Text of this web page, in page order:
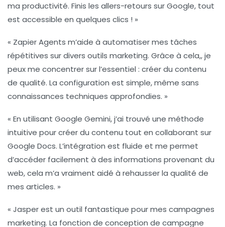
ma productivité. Finis les allers-retours sur Google, tout
est accessible en quelques clics ! »
« Zapier Agents m’aide à automatiser mes tâches
répétitives sur divers outils marketing. Grâce à cela,, je
peux me concentrer sur l’essentiel : créer du contenu
de qualité. La configuration est simple, même sans
connaissances techniques approfondies. »
« En utilisant Google Gemini, j’ai trouvé une méthode
intuitive pour créer du contenu tout en collaborant sur
Google Docs. L’intégration est fluide et me permet
d’accéder facilement à des informations provenant du
web, cela m’a vraiment aidé à rehausser la qualité de
mes articles. »
« Jasperest un outil fantastique pour mes campagnes
marketing. La fonction de conception de campagne